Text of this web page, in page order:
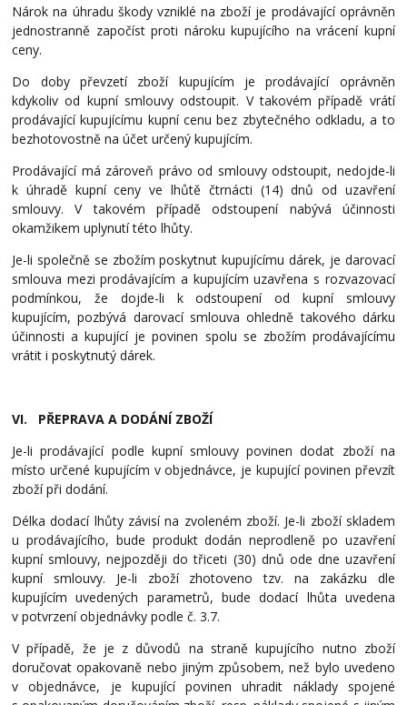
Nárok na úhradu škody vzniklé na zboží je prodávající oprávněn
jednostranně započíst proti nároku kupujícího na vrácení kupní
ceny.
Do doby převzetí zboží kupujícím je prodávající oprávněn
kdykoliv od kupní smlouvy odstoupit. V takovém případě vrátí
prodávající kupujícímu kupní cenu bez zbytečného odkladu, a to
bezhotovostně na účet určený kupujícím.
Prodávající má zároveň právo od smlouvy odstoupit, nedojde-li
k úhradě kupní ceny ve lhůtě čtrnácti (14) dnů od uzavření
smlouvy. V takovém případě odstoupení nabývá účinnosti
okamžikem uplynutí této lhůty.
Je-li společně se zbožím poskytnut kupujícímu dárek, je darovací
smlouva mezi prodávajícím a kupujícím uzavřena s rozvazovací
podmínkou, že dojde-li k odstoupení od kupní smlouvy
kupujícím, pozbývá darovací smlouva ohledně takového dárku
účinnosti a kupující je povinen spolu se zbožím prodávajícímu
vrátit i poskytnutý dárek.
VI. PŘEPRAVA A DODÁNÍ ZBOŽÍ
Je-li prodávající podle kupní smlouvy povinen dodat zboží na
místo určené kupujícím v objednávce, je kupující povinen převzít
zboží při dodání.
Délka dodací lhůty závisí na zvoleném zboží. Je-li zboží skladem
u prodávajícího, bude produkt dodán neprodleně po uzavření
kupní smlouvy, nejpozději do třiceti (30) dnů ode dne uzavření
kupní smlouvy. Je-li zboží zhotoveno tzv. na zakázku dle
kupujícím uvedených parametrů, bude dodací lhůta uvedena
v potvrzení objednávky podle č. 3.7.
V případě, že je z důvodů na straně kupujícího nutno zboží
doručovat opakovaně nebo jiným způsobem, než bylo uvedeno
v objednávce, je kupující povinen uhradit náklady spojené